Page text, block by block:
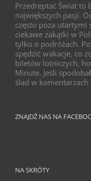
Przedreptać Świat to
największych pasji.
często poza utartymi
ciekawe zakątki w
tylko o podróżach.
spędzić wakacje, co
biletów lotniczych,
Minute. Jeśli
ślad w
ZNAJDŹ NAS NA
NA SKRÓTY